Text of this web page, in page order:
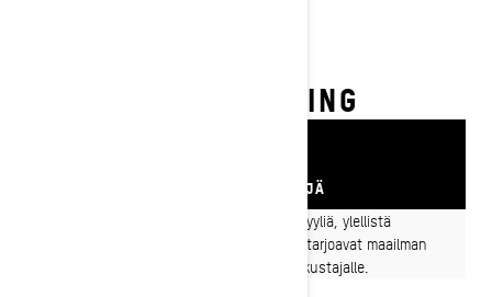
2024 GRAND TOURING
ETSI JÄLLEENMYYJÄ
Grand Touring -moottorikelkat ovat täynnä tyyliä, ylellistä
mukavuutta ja mahtavaa suorituskykyä. Ne tarjoavat maailman
parhaan ajokokemuksen kuljettajalle ja matkustajalle.